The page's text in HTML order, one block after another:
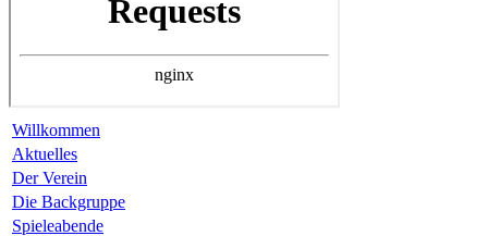
Willkommen
Aktuelles
Der Verein
Die Backgruppe
Spieleabende